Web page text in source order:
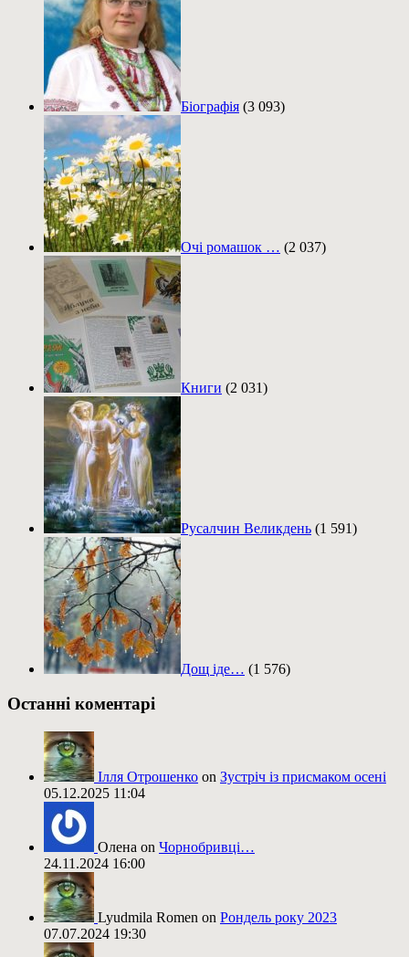
Біографія (3 093)
Очі ромашок … (2 037)
Книги (2 031)
Русалчин Великдень (1 591)
Дощ іде… (1 576)
Останні коментарі
Ілля Отрошенко on Зустріч із присмаком осені
05.12.2025 11:04
Олена on Чорнобривці…
24.11.2024 16:00
Lyudmila Romen on Рондель року 2023
07.07.2024 19:30